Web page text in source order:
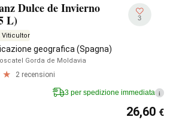
Dulce de Invierno
L)
Viticultor
geografica (Spagna)
Gorda de Moldavia
2 recensioni
3
3 per spedizione immediata i
26,60 €